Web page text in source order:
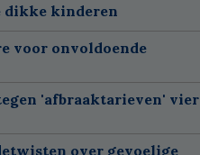
dikke kinderen
voor onvoldoende
'afbraaktarieven' vier
over gevoelige